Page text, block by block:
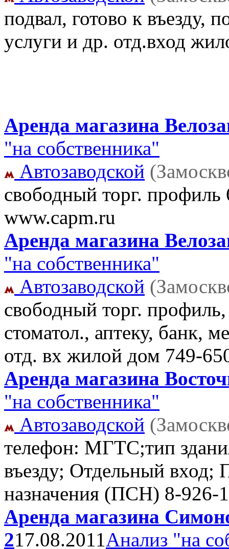
подвал, готово к въезду,
услуги и др. отд.вход
Аренда магазина
"на собственника"
Автозаводской
свободный торг.
www.capm.ru
Аренда магазина
"на собственника"
Автозаводской
свободный торг.
стоматол., аптеку, банк,
отд. вх жилой дом 749-
Аренда магазина
"на собственника"
Автозаводской
телефон: МГТС;тип
въезду; Отдельный вход;
назначения (ПСН) 8-926-
Аренда магазина
217.08.2011Анализ "на